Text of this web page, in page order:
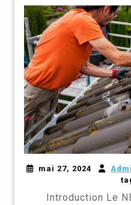
mai 27, 2024
Introduction Le